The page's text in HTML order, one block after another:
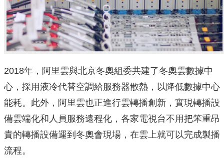
2018年， 阿里雲與北京冬奧組委共建了冬奧雲數據中
心， 採用液冷代替空調給服務器散熱，以降低數據中心
能耗。此外， 阿里雲也正進行雲轉播創新， 實現轉播設
備雲端化和人員服務遠程化， 各家電視台不用把笨重昂
貴的轉播設備運到冬奧會現場， 在雲上就可以完成製播
流程。